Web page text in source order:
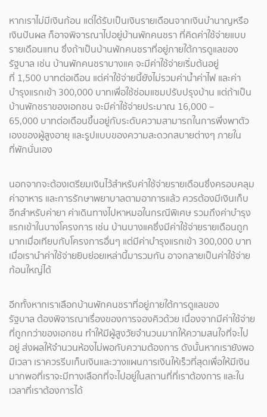
หากเราไม่มีเงินก้อน แต่ได้รับเป็นเงินรายเดือนจากเงินบำนาญหรือ
เงินปันผล ก็อาจพิจารณาไปอยู่บ้านพักคนชรา ที่คิดค่าใช้จ่ายแบบ
รายเดือนแทน ซึ่งถ้าเป็นบ้านพักคนชราที่อยู่ภายใต้การดูแลของ
รัฐบาล เช่น บ้านพักคนชราบางแค จะมีค่าใช้จ่ายเริ่มต้นอยู่
ที่ 1,500 บาทต่อเดือน แต่ค่าใช้จ่ายนี้ยังไม่รวมค่าน้ำค่าไฟ และค่า
บำรุงแรกเข้า 300,000 บาทเพื่อใช้ซ่อมแซมปรับปรุงบ้าน แต่ถ้าเป็น
บ้านพักชราของเอกชน จะมีค่าใช้จ่ายประมาณ 16,000 –
65,000 บาทต่อเดือนขึ้นอยู่กับระดับความสามารถในการพึ่งพาตัว
เองของผู้สูงอายุ และรูปแบบของความสะดวกสบายต่างๆ ภายใน
ที่พักนั่นเอง
นอกจากจะต้องเตรียมเงินไว้สำหรับค่าใช้จ่ายรายเดือนซึ่งครอบคลุม
ค่าอาหาร และการรักษาพยาบาลตามอาการแล้ว ควรต้องมีเงินเก็บ
อีกสำหรับค่ายา ค่าเดินทางไปหาหมอในกรณีพิเศษ รวมถึงค่าบำรุง
แรกเข้าในบางโครงการ เช่น บ้านบางแคซึ่งมีค่าใช้จ่ายรายเดือนถูก
มากเมื่อเทียบกับโครงการอื่นๆ แต่มีค่าบำรุงแรกเข้า 300,000 บาท
เมื่อเรานำค่าใช้จ่ายยิบย่อยเหล่านี้มารวมกัน อาจกลายเป็นค่าใช้จ่าย
ก้อนใหญ่ได้
อีกทั้งหากเราเลือกบ้านพักคนชราที่อยู่ภายใต้การดูแลของ
รัฐบาล ต้องพิจารณาเรื่องของการจองคิวด้วย เนื่องจากมีค่าใช้จ่าย
ที่ถูกกว่าของเอกชน ทำให้มีผู้สูงวัยจำนวนมากให้ความสนใจที่จะไป
อยู่ ส่งผลให้จำนวนห้องไม่พอกับความต้องการ ดังนั้นหากเรายังพอ
มีเวลา เราควรรีบเก็บเงินและวางแผนการเงินให้เร็วที่สุดเพื่อให้มีเงิน
มากพอที่เราจะมีทางเลือกที่จะไปอยู่ในสถานที่ที่เราต้องการ และใน
เวลาที่เราต้องการได้